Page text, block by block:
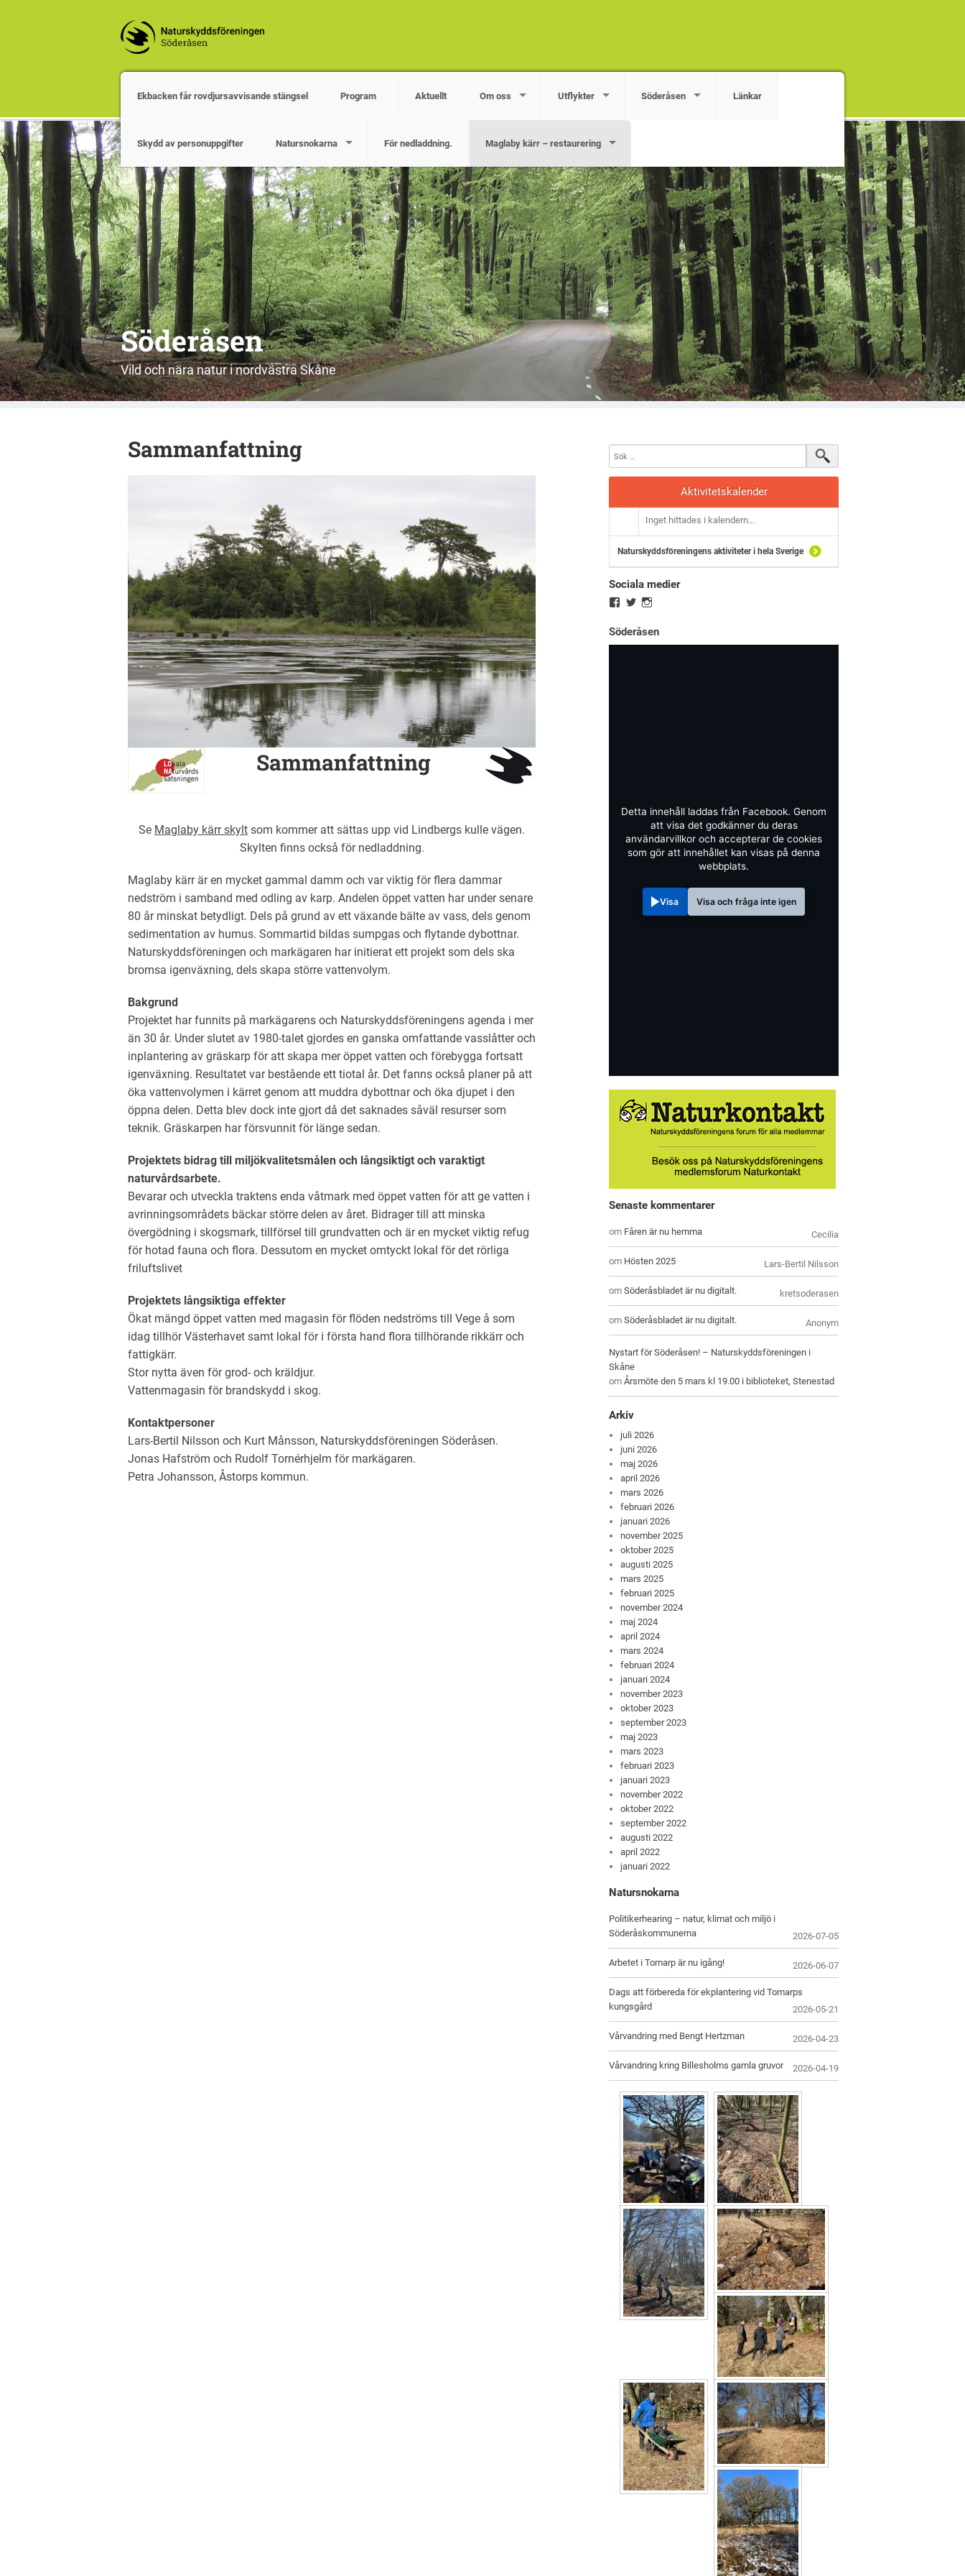
Ekbacken får rovdjursavvisande stängsel Program Aktuellt Om oss Utflykter Söderåsen Länkar
Skydd av personuppgifter Natursnokarna För nedladdning. Maglaby kärr – restaurering
Söderåsen
Vild och nära natur i nordvästra Skåne
Sammanfattning
Sammanfattning
Se Maglaby kärr skylt som kommer att sättas upp vid Lindbergs kulle vägen.
Skylten finns också för nedladdning.
Maglaby kärr är en mycket gammal damm och var viktig för flera dammar
nedström i samband med odling av karp. Andelen öppet vatten har under senare
80 år minskat betydligt. Dels på grund av ett växande bälte av vass, dels genom
sedimentation av humus. Sommartid bildas sumpgas och flytande dybottnar.
Naturskyddsföreningen och markägaren har initierat ett projekt som dels ska
bromsa igenväxning, dels skapa större vattenvolym.
Bakgrund
Projektet har funnits på markägarens och Naturskyddsföreningens agenda i mer
än 30 år. Under slutet av 1980-talet gjordes en ganska omfattande vasslåtter och
inplantering av gräskarp för att skapa mer öppet vatten och förebygga fortsatt
igenväxning. Resultatet var bestående ett tiotal år. Det fanns också planer på att
öka vattenvolymen i kärret genom att muddra dybottnar och öka djupet i den
öppna delen. Detta blev dock inte gjort då det saknades såväl resurser som
teknik. Gräskarpen har försvunnit för länge sedan.
Projektets bidrag till miljökvalitetsmålen och långsiktigt och varaktigt
naturvårdsarbete.
Bevarar och utveckla traktens enda våtmark med öppet vatten för att ge vatten i
avrinningsområdets bäckar större delen av året. Bidrager till att minska
övergödning i skogsmark, tillförsel till grundvatten och är en mycket viktig refug
för hotad fauna och flora. Dessutom en mycket omtyckt lokal för det rörliga
friluftslivet
Projektets långsiktiga effekter
Ökat mängd öppet vatten med magasin för flöden nedströms till Vege å som
idag tillhör Västerhavet samt lokal för i första hand flora tillhörande rikkärr och
fattigkärr.
Stor nytta även för grod- och kräldjur.
Vattenmagasin för brandskydd i skog.
Kontaktpersoner
Lars-Bertil Nilsson och Kurt Månsson, Naturskyddsföreningen Söderåsen.
Jonas Hafström och Rudolf Tornérhjelm för markägaren.
Petra Johansson, Åstorps kommun.
Aktivitetskalender
Inget hittades i kalendern...
Naturskyddsföreningens aktiviteter i hela Sverige
Sociala medier
Söderåsen
Detta innehåll laddas från Facebook. Genom
att visa det godkänner du deras
användarvillkor och accepterar de cookies
som gör att innehållet kan visas på denna
webbplats.
Visa Visa och fråga inte igen
Senaste kommentarer
Cecilia
om Fåren är nu hemma
Lars-Bertil Nilsson
om Hösten 2025
kretsoderasen
omSöderåsbladet är nu digitalt.
Anonym
omSöderåsbladet är nu digitalt.
Nystart för Söderåsen! – Naturskyddsföreningen i
Skåne
omÅrsmöte den 5 mars kl 19.00 i biblioteket, Stenestad
Arkiv
juli 2026
juni 2026
maj 2026
april 2026
mars 2026
februari 2026
januari 2026
november 2025
oktober 2025
augusti 2025
mars 2025
februari 2025
november 2024
maj 2024
april 2024
mars 2024
februari 2024
januari 2024
november 2023
oktober 2023
september 2023
maj 2023
mars 2023
februari 2023
januari 2023
november 2022
oktober 2022
september 2022
augusti 2022
april 2022
januari 2022
Natursnokarna
Politikerhearing – natur, klimat och miljö i
Söderåskommunerna
2026-07-05
Arbetet i Tomarp är nu igång! 2026-06-07
Dags att förbereda för ekplantering vid Tomarps
kungsgård
2026-05-21
Vårvandring med Bengt Hertzman 2026-04-23
Vårvandring kring Billesholms gamla gruvor 2026-04-19